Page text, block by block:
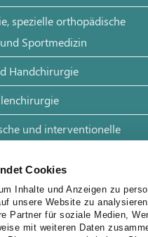
Cookies
Inhalte und Anzeigen zu
unsere Website zu
Partner für soziale Medien,
mit weiteren Daten
spezielle orthopädische
Sportmedizin
Handchirurgie
und interventionelle